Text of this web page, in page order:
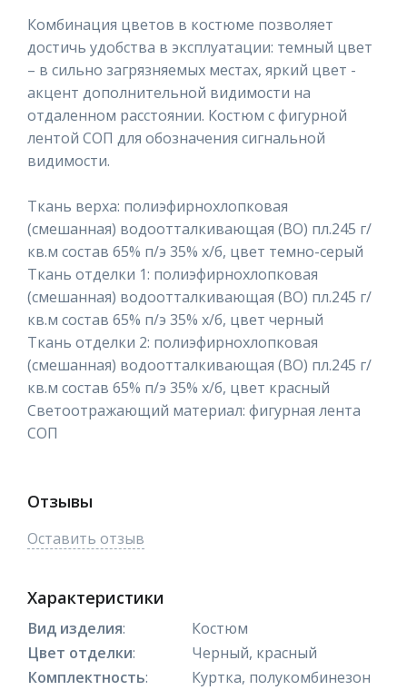
Комбинация цветов в костюме позволяет
достичь удобства в эксплуатации: темный цвет
– в сильно загрязняемых местах, яркий цвет -
акцент дополнительной видимости на
отдаленном расстоянии. Костюм с фигурной
лентой СОП для обозначения сигнальной
видимости.
Ткань верха: полиэфирнохлопковая
(смешанная) водоотталкивающая (ВО) пл.245 г/
кв.м состав 65% п/э 35% х/б, цвет темно-серый
Ткань отделки 1: полиэфирнохлопковая
(смешанная) водоотталкивающая (ВО) пл.245 г/
кв.м состав 65% п/э 35% х/б, цвет черный
Ткань отделки 2: полиэфирнохлопковая
(смешанная) водоотталкивающая (ВО) пл.245 г/
кв.м состав 65% п/э 35% х/б, цвет красный
Светоотражающий материал: фигурная лента
СОП
Отзывы
Оставить отзыв
Характеристики
Вид изделия:
Костюм
Цвет отделки:
Черный, красный
Комплектность:
Куртка, полукомбинезон